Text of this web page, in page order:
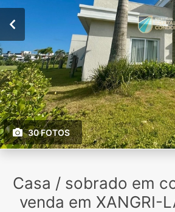
30 FOTOS
Casa / sobrado em
venda em XANGRI-